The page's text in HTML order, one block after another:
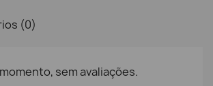
(0)
sem avaliações.